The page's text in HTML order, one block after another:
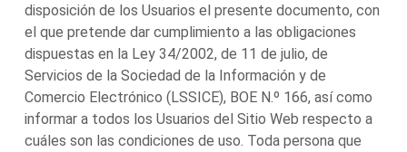
disposición de los Usuarios el presente documento, con
el que pretende dar cumplimiento a las obligaciones
dispuestas en la Ley 34/2002, de 11 de julio, de
Servicios de la Sociedad de la Información y de
Comercio Electrónico (LSSICE), BOE N.º 166, así como
informar a todos los Usuarios del Sitio Web respecto a
cuáles son las condiciones de uso. Toda persona que